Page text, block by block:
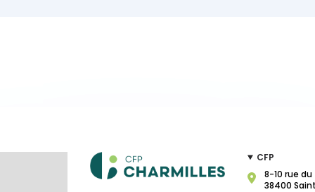
CFP
8-10 rue du
38400